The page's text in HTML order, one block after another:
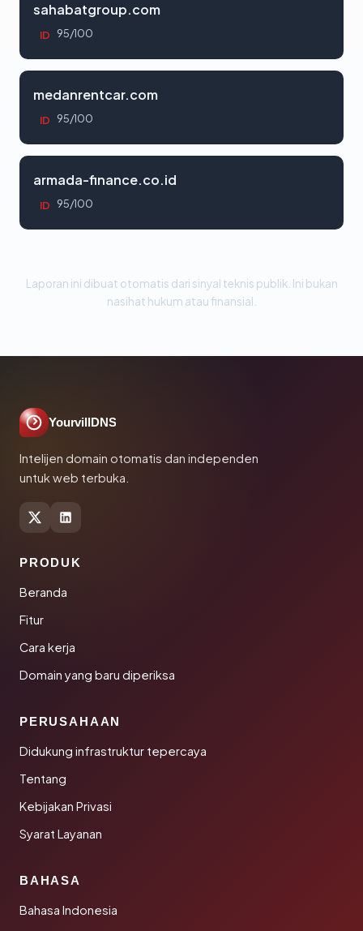
sahabatgroup.com
ID 95/100
medanrentcar.com
ID 95/100
armada-finance.co.id
ID 95/100
Laporan ini dibuat otomatis dari sinyal teknis publik. Ini bukan
nasihat hukum atau finansial.
YourvillDNS
Intelijen domain otomatis dan independen
untuk web terbuka.
PRODUK
Beranda
Fitur
Cara kerja
Domain yang baru diperiksa
PERUSAHAAN
Didukung infrastruktur tepercaya
Tentang
Kebijakan Privasi
Syarat Layanan
BAHASA
Bahasa Indonesia